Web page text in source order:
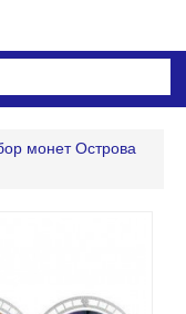
монет Острова